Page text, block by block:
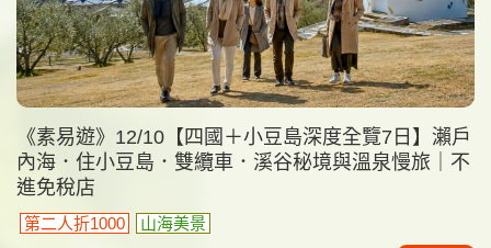
《素易遊》12/10【四國＋小豆島深度全覽7日】瀨戶
內海．住小豆島．雙纜車．溪谷秘境與溫泉慢旅｜不
進免稅店
第二人折1000 山海美景